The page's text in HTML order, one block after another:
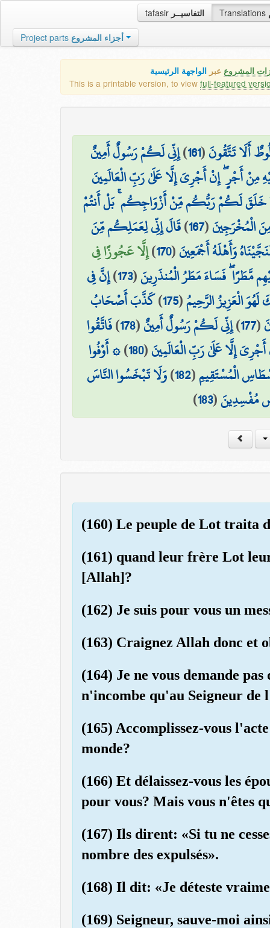
tafasir التفاسيــر Translations
Project parts أجزاء المشروع
المشروع عبر الواجهة الرئيسية
This is a printable version, to view full-featured
أَلَا تَتَّقُونَ(
161
)إِنِّي لَكُمْ رَسُولٌ أَمِينٌ
مِنْ أَجْرٍ ۖ إِنْ أَجْرِيَ إِلَّا عَلَىٰ رَبِّ الْعَالَمِينَ
خَلَقَ لَكُمْ رَبُّكُم مِّنْ أَزْوَاجِكُم ۚ بَلْ أَنتُمْ
الْمُخْرَجِينَ(
167
)قَالَ إِنِّي لِعَمَلِكُم مِّنَ
وَأَهْلَهُ أَجْمَعِينَ(
170
)إِلَّا عَجُوزًا فِي
مَّطَرًا ۖ فَسَاءَ مَطَرُ الْمُنذَرِينَ(
173
)إِنَّ فِي
الْعَزِيزُ الرَّحِيمُ(
175
)كَذَّبَ أَصْحَابُ
(
177
)إِنِّي لَكُمْ رَسُولٌ أَمِينٌ(
178
)فَاتَّقُوا
إِلَّا عَلَىٰ رَبِّ الْعَالَمِينَ(
180
)۞ أَوْفُوا
الْمُسْتَقِيمِ(
182
)وَلَا تَبْخَسُوا النَّاسَ
مُفْسِدِينَ(
183
)
(160) Le peuple de Lot traita
(161) quand leur frère Lot
[Allah]?
(162) Je suis pour vous un
(163) Craignez Allah donc et
(164) Je ne vous demande
n'incombe qu'au Seigneur de
(165) Accomplissez-vous
monde?
(166) Et délaissez-vous les
pour vous? Mais vous n'êtes
(167) Ils dirent: «Si tu ne
nombre des expulsés».
(168) Il dit: «Je déteste
(169) Seigneur, sauve-moi